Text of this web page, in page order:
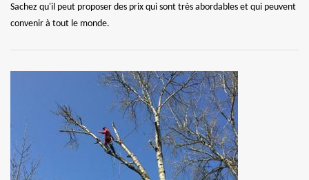
Sachez qu'il peut proposer des prix qui sont très abordables et qui peuvent
convenir à tout le monde.